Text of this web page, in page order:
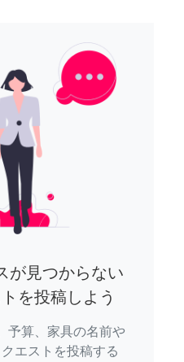
が見つからない
を投稿しよう
予算、家具の名前や
エストを投稿する